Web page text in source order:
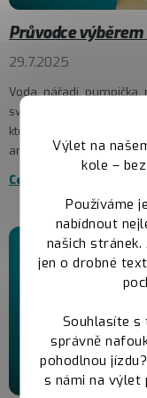
Výlet na
kole –
Používáme
nabídnout
našich stránek.
jen o drobné
Souhlasíte s
správně
pohodlnou
s námi na výlet
Průvodce
29.7.2025
Voda, nářadí,
svačina. Pro většinu
které poberou různé
aneb...
Celý článek